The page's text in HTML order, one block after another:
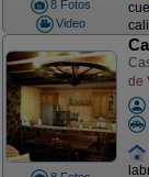
8 Fotos
Video
de